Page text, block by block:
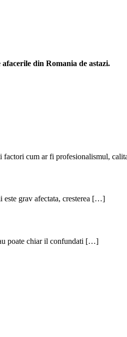
din Romania de astazi.
factori cum ar fi profesionalismul,
este grav afectata, cresterea […]
poate chiar il confundati […]